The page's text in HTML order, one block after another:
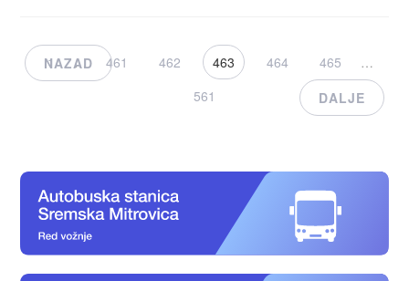
NAZAD
1 … 461 462 463 464 465
…
561
DALJE